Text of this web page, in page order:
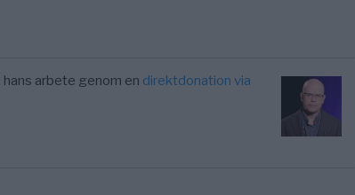
arbete genom en direktdonation via